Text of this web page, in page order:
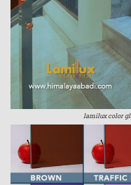
lamilux color